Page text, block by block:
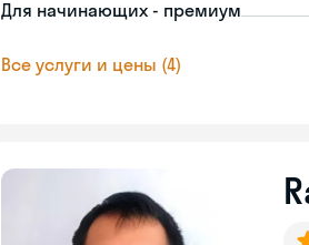
Для начинающих - премиум
Все услуги и цены (4)